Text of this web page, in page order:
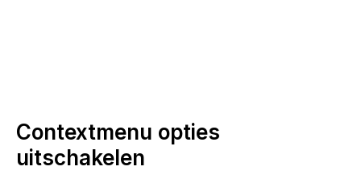
Contextmenu opties
uitschakelen